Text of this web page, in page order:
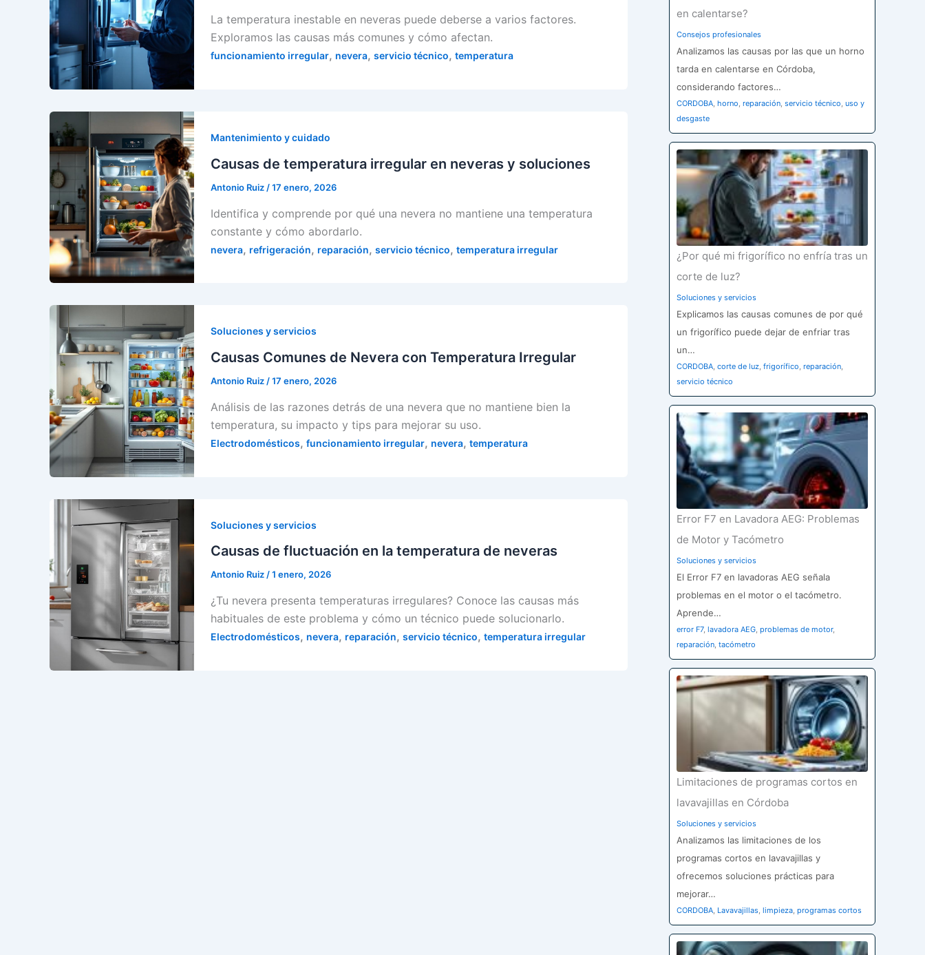
La temperatura inestable en neveras puede deberse a varios factores.
Exploramos las causas más comunes y cómo afectan.
funcionamiento irregular, nevera, servicio técnico, temperatura
Mantenimiento y cuidado
Causas de temperatura irregular en neveras y soluciones
Antonio Ruiz /17 enero, 2026
Identifica y comprende por qué una nevera no mantiene una temperatura
constante y cómo abordarlo.
nevera, refrigeración, reparación, servicio técnico, temperatura irregular
Soluciones y servicios
Causas Comunes de Nevera con Temperatura Irregular
Antonio Ruiz /17 enero, 2026
Análisis de las razones detrás de una nevera que no mantiene bien la
temperatura, su impacto y tips para mejorar su uso.
Electrodomésticos, funcionamiento irregular, nevera, temperatura
Soluciones y servicios
Causas de fluctuación en la temperatura de neveras
Antonio Ruiz/1 enero, 2026
¿Tu nevera presenta temperaturas irregulares? Conoce las causas más
habituales de este problema y cómo un técnico puede solucionarlo.
Electrodomésticos, nevera, reparación, servicio técnico, temperatura irregular
en calentarse?
Consejos profesionales
Analizamos las causas por las que un horno
tarda en calentarse en Córdoba,
considerando factores…
CORDOBA, horno, reparación, servicio técnico, uso y
desgaste
¿Por qué mi frigorífico no enfría tras un
corte de luz?
Soluciones y servicios
Explicamos las causas comunes de por qué
un frigorífico puede dejar de enfriar tras
un…
CORDOBA, corte de luz, frigorífico, reparación,
servicio técnico
Error F7 en Lavadora AEG: Problemas
de Motor y Tacómetro
Soluciones y servicios
El Error F7 en lavadoras AEG señala
problemas en el motor o el tacómetro.
Aprende…
error F7, lavadora AEG, problemas de motor,
reparación, tacómetro
Limitaciones de programas cortos en
lavavajillas en Córdoba
Soluciones y servicios
Analizamos las limitaciones de los
programas cortos en lavavajillas y
ofrecemos soluciones prácticas para
mejorar…
CORDOBA, Lavavajillas, limpieza, programas cortos